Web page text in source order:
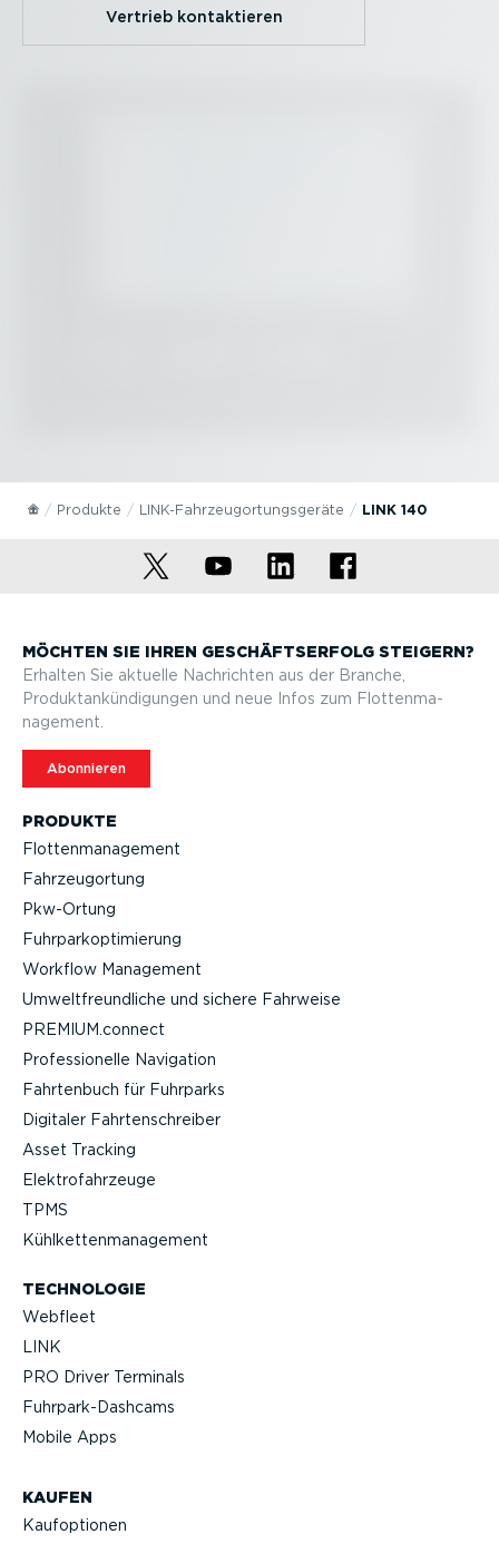
Vertrieb kontak­tieren
Produkte LINK-Fahrzeug­ortungs­geräte LINK 140
PRODUKTE
Flotten­ma­nagement
Fahrzeu­g­ortung
Pkw-Ortung
Fuhrpar­k­op­ti­mierung
Workflow Management
Umwelt­freund­liche und sichere Fahrweise
PREMIUM.connect
Profes­sio­nelle Navigation
Fahrtenbuch für Fuhrparks
Digitaler Fahrten­schreiber
Asset Tracking
Elektro­fahr­zeuge
TPMS
Kühlket­ten­ma­nagement
TECHNOLOGIE
Webfleet
LINK
PRO Driver Terminals
Fuhrpar­k-Da­shcams
Mobile Apps
KAUFEN
Kaufop­tionen
MÖCHTEN SIE IHREN GESCHÄFTS­ERFOLG STEIGERN?
Erhalten Sie aktuelle Nachrichten aus der Branche,
Produktan­kün­di­gungen und neue Infos zum Flotten­ma­
nagement.
Abonnieren